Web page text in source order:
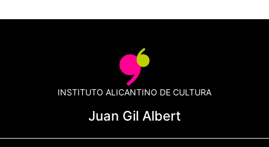
INSTITUTO ALICANTINO DE CULTURA
Juan Gil Albert